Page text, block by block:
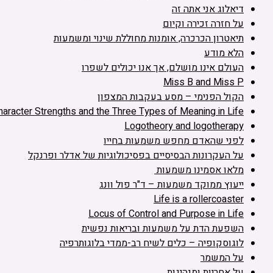
דיאלוג אני אתה זה
על חזרה זכירה וקיום
תיאטרון הכרכרה, אומנות מחוללת שינוי ומשמעות
הלא מודע
העולם אינו מושלם, אך אנו יכולים לשפרו
Miss B and Miss P
הקול הפנימי – מסע בעקבות המצפון
Strengths and the Three Types of Meaning in Life
Logotheory and logotherapy
לפני שהאדם מחפש משמעות בחייו
על העקרונות הבסיסיים בפסיכולוגיות של אדלר ופרנקל
מלאו אסמינו משמעות
ייעוץ ממוקד משמעות – ד"ר פול וונג
Life is a rollercoaster
Locus of Control and Purpose in Life
השפעת הדת על משמעות ובריאות נפשית
לוגוסקופיה – כלים לשיח רב-ממדי בלוגותרפיה
על המשמר